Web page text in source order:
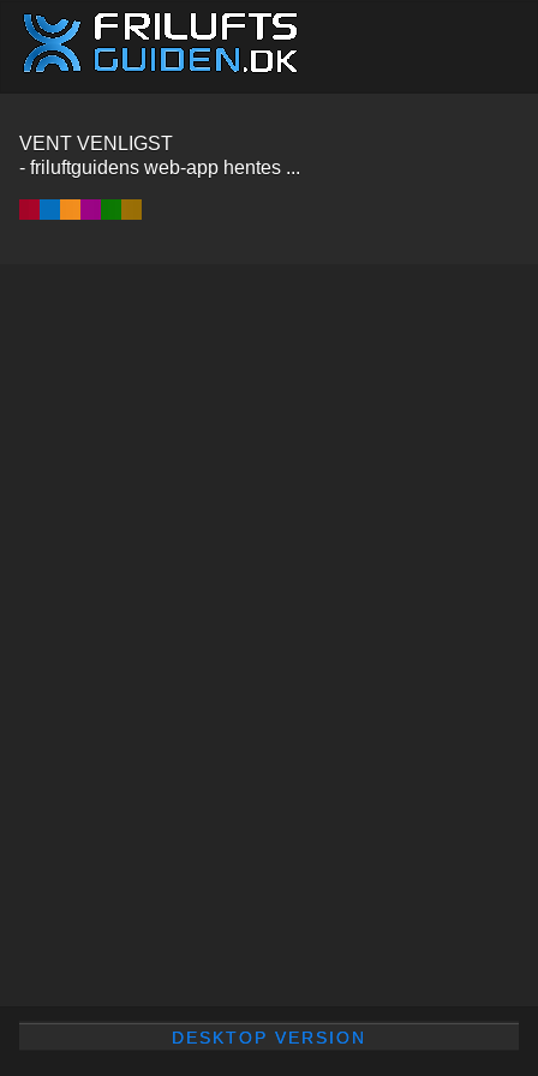
VENT VENLIGST
- friluftguidens web-app hentes ...
DESKTOP VERSION